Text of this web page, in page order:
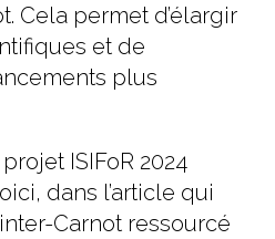
Cela permet d’élargir
et de
plus
ISIFoR 2024
dans l’article qui
Carnot ressourcé